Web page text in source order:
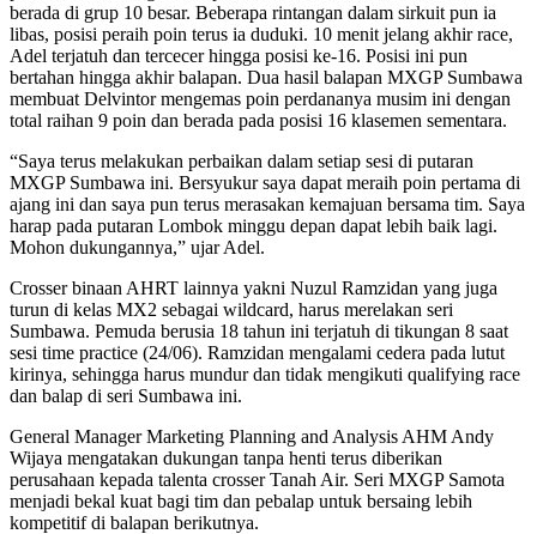
berada di grup 10 besar. Beberapa rintangan dalam sirkuit pun ia
libas, posisi peraih poin terus ia duduki. 10 menit jelang akhir race,
Adel terjatuh dan tercecer hingga posisi ke-16. Posisi ini pun
bertahan hingga akhir balapan. Dua hasil balapan MXGP Sumbawa
membuat Delvintor mengemas poin perdananya musim ini dengan
total raihan 9 poin dan berada pada posisi 16 klasemen sementara.
“Saya terus melakukan perbaikan dalam setiap sesi di putaran
MXGP Sumbawa ini. Bersyukur saya dapat meraih poin pertama di
ajang ini dan saya pun terus merasakan kemajuan bersama tim. Saya
harap pada putaran Lombok minggu depan dapat lebih baik lagi.
Mohon dukungannya,” ujar Adel.
Crosser binaan AHRT lainnya yakni Nuzul Ramzidan yang juga
turun di kelas MX2 sebagai wildcard, harus merelakan seri
Sumbawa. Pemuda berusia 18 tahun ini terjatuh di tikungan 8 saat
sesi time practice (24/06). Ramzidan mengalami cedera pada lutut
kirinya, sehingga harus mundur dan tidak mengikuti qualifying race
dan balap di seri Sumbawa ini.
General Manager Marketing Planning and Analysis AHM Andy
Wijaya mengatakan dukungan tanpa henti terus diberikan
perusahaan kepada talenta crosser Tanah Air. Seri MXGP Samota
menjadi bekal kuat bagi tim dan pebalap untuk bersaing lebih
kompetitif di balapan berikutnya.